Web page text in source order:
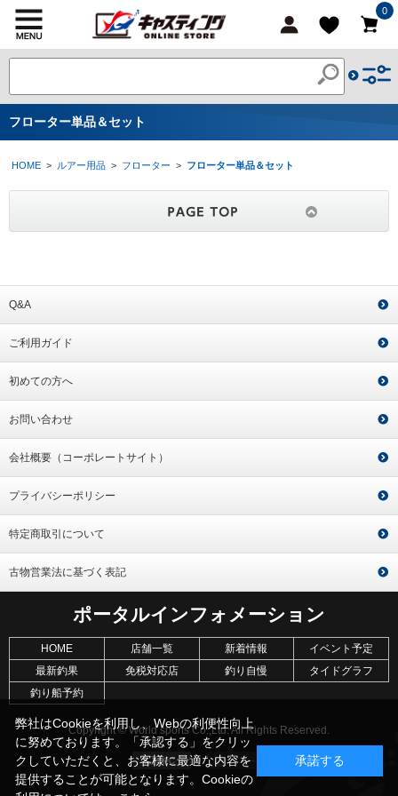
0
フローター単品＆セット
HOME > ルアー用品 > フローター > フローター単品＆セット
Q&A
ご利用ガイド
初めての方へ
お問い合わせ
会社概要（コーポレートサイト）
プライバシーポリシー
特定商取引について
古物営業法に基づく表記
ポータルインフォメーション
HOME 店舗一覧 新着情報
イベント予定
最新釣果
免税対応店 釣り自慢
タイドグラフ
釣り船予約
Copyright © World sports Co.,Ltd. All Rights Reserved.
弊社はCookieを利用し、Webの利便性向上
に努めております。「承認する」をクリッ
クしていただくと、お客様に最適な内容を
提供することが可能となります。Cookieの
承諾する